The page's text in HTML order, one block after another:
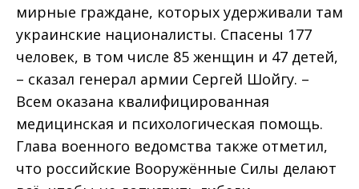
мирные граждане, которых удерживали там
украинские националисты. Спасены 177
человек, в том числе 85 женщин и 47 детей,
– сказал генерал армии Сергей Шойгу. –
Всем оказана квалифицированная
медицинская и психологическая помощь.
Глава военного ведомства также отметил,
что российские Вооружённые Силы делают